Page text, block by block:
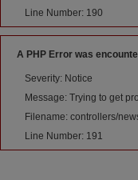
Line Number: 190
A PHP Error was
Severity: Notice
Message: Trying to get
Filename: controllers/
Line Number: 191